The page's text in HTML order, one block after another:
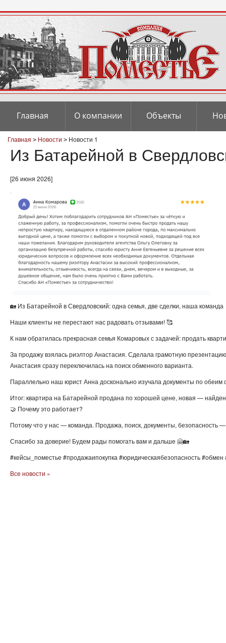
Главная О компании Объекты
Главная > Новости > Новости 1
Из Батарейной в
[26 июня 2026]
🏡 Из Батарейной в Свердловский: одна семья, две сделки, наша команда
Наши клиенты не перестают нас радовать отзывами! 🥰
К нам обратилась прекрасная семья Комаровых с задачей: продать
За продажу взялась риэлтор Анастасия. Сделала грамотную
Анастасия сразу переключилась на поиск обменного варианта.
Параллельно наш юрист Анна досконально изучала документы по обеим
Итог: квартира на Батарейной продана по хорошей цене, новая —
🤝 Почему это работает?
Потому что у нас — команда. Продажа, поиск, документы, безопасность
Спасибо за доверие! Будем рады помогать вам и дальше 🤗🏡
#кейсы_поместье #продажаипокупка #юридическаябезопасность
Все новости »